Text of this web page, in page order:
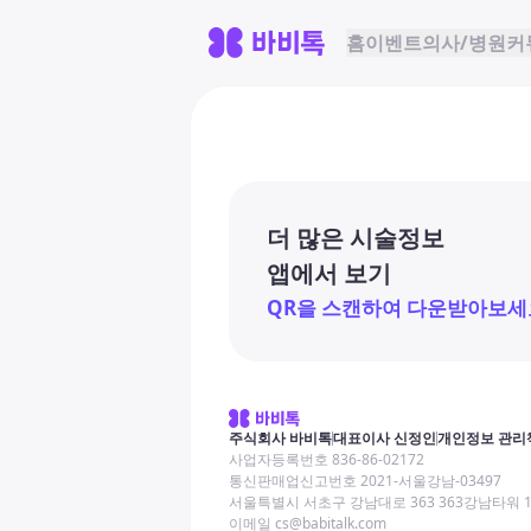
홈이벤트의사/병원커
더 많은 시술정보
앱에서 보기
QR을 스캔하여 다운받아보세
주식회사 바비톡대표이사 신정인개인정보 관리
사업자등록번호 836-86-02172
통신판매업신고번호 2021-서울강남-03497
서울특별시 서초구 강남대로 363 363강남타워
이메일 cs@babitalk.com